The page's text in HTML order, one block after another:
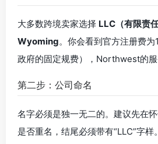
大多数跨境卖家选择 LLC（有限责任
Wyoming。你会看到官方注册费
政府的固定规费），Northwest的服
第二步：公司命名
名字必须是独一无二的。建议先在
是否重名，结尾必须带有“LLC”字样。